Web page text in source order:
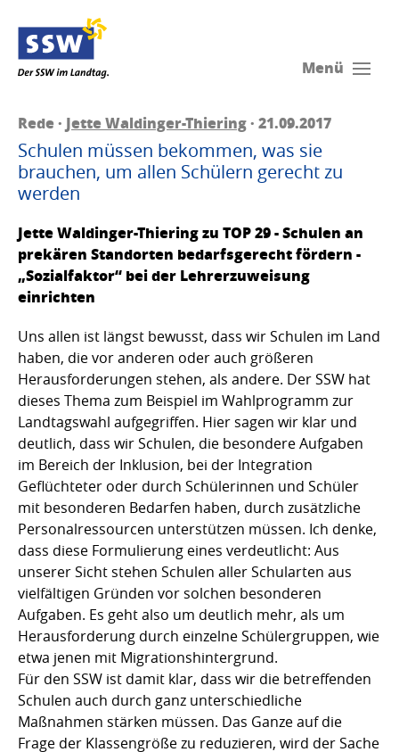
Menü
Rede · Jette Waldinger-Thiering· 21.09.2017
Schulen müssen bekommen, was sie
brauchen, um allen Schülern gerecht zu
werden
Jette Waldinger-Thiering zu TOP 29 - Schulen an
prekären Standorten bedarfsgerecht fördern -
„Sozialfaktor“ bei der Lehrerzuweisung
einrichten
Uns allen ist längst bewusst, dass wir Schulen im Land
haben, die vor anderen oder auch größeren
Herausforderungen stehen, als andere. Der SSW hat
dieses Thema zum Beispiel im Wahlprogramm zur
Landtagswahl aufgegriffen. Hier sagen wir klar und
deutlich, dass wir Schulen, die besondere Aufgaben
im Bereich der Inklusion, bei der Integration
Geflüchteter oder durch Schülerinnen und Schüler
mit besonderen Bedarfen haben, durch zusätzliche
Personalressourcen unterstützen müssen. Ich denke,
dass diese Formulierung eines verdeutlicht: Aus
unserer Sicht stehen Schulen aller Schularten aus
vielfältigen Gründen vor solchen besonderen
Aufgaben. Es geht also um deutlich mehr, als um
Herausforderung durch einzelne Schülergruppen, wie
etwa jenen mit Migrationshintergrund.
Für den SSW ist damit klar, dass wir die betreffenden
Schulen auch durch ganz unterschiedliche
Maßnahmen stärken müssen. Das Ganze auf die
Frage der Klassengröße zu reduzieren, wird der Sache